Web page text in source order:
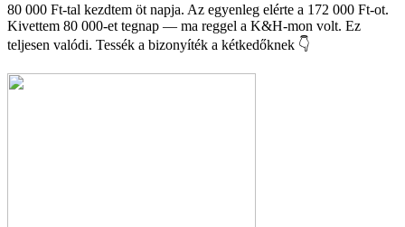
80 000 Ft-tal kezdtem öt napja. Az egyenleg elérte a 172 000 Ft-ot.
Kivettem 80 000-et tegnap — ma reggel a K&H-mon volt. Ez
teljesen valódi. Tessék a bizonyíték a kétkedőknek 👇